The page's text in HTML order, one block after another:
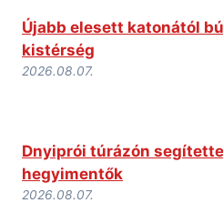
Újabb elesett katonától
kistérség
2026.08.07.
Dnyiprói túrázón
hegyimentők
2026.08.07.